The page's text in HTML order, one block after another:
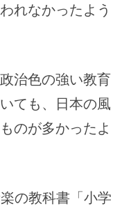
れなかったよう
治色の強い教育
ても、日本の風
のが多かったよ
の教科書「小学